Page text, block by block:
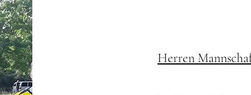
Herren